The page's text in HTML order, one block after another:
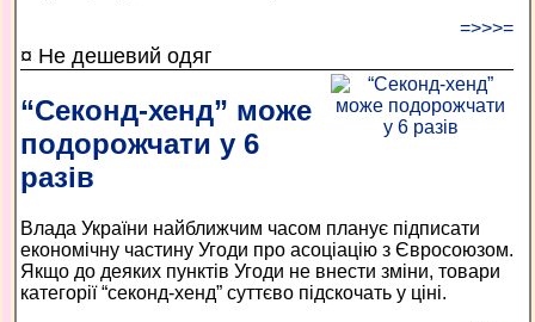
=>>>=
¤ Не дешевий одяг
“Секонд-хенд” може
подорожчати у 6
разів
Влада України найближчим часом планує підписати
економічну частину Угоди про асоціацію з Євросоюзом.
Якщо до деяких пунктів Угоди не внести зміни, товари
категорії “секонд-хенд” суттєво підскочать у ціні.